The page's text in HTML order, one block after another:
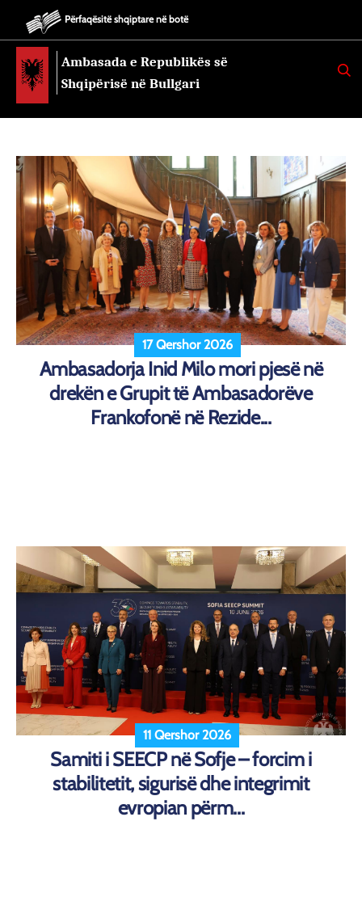
Përfaqësitë shqiptare në botë
Ambasada e Republikës së
Shqipërisë në Bullgari
K
E
17 Qershor 2026
Ambasadorja Inid Milo mori pjesë në
drekën e Grupit të Ambasadorëve
Frankofonë në Rezide...
11 Qershor 2026
Samiti i SEECP në Sofje – forcim i
stabilitetit, sigurisë dhe integrimit
evropian përm...